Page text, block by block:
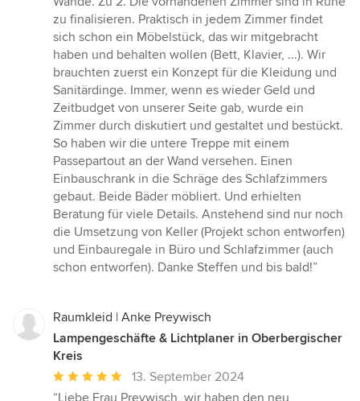
zu finalisieren. Praktisch in jedem Zimmer findet
sich schon ein Möbelstück, das wir mitgebracht
haben und behalten wollen (Bett, Klavier, ...). Wir
brauchten zuerst ein Konzept für die Kleidung und
Sanitärdinge. Immer, wenn es wieder Geld und
Zeitbudget von unserer Seite gab, wurde ein
Zimmer durch diskutiert und gestaltet und bestückt.
So haben wir die untere Treppe mit einem
Passepartout an der Wand versehen. Einen
Einbauschrank in die Schräge des Schlafzimmers
gebaut. Beide Bäder möbliert. Und erhielten
Beratung für viele Details. Anstehend sind nur noch
die Umsetzung von Keller (Projekt schon entworfen)
und Einbauregale in Büro und Schlafzimmer (auch
schon entworfen). Danke Steffen und bis bald!”
Raumkleid | Anke Preywisch
Lampengeschäfte & Lichtplaner in Oberbergischer
Kreis
Durchschnittliche
Bewertung:
13. September 2024